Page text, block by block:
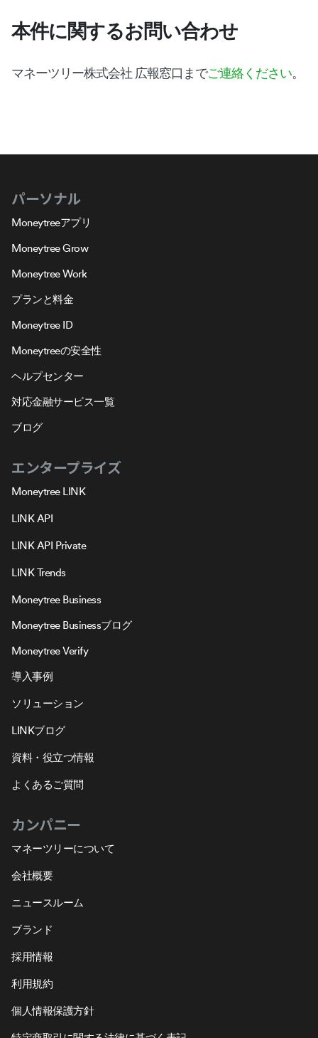
本件に関するお問い合わせ
マネーツリー株式会社 広報窓口までご連絡ください。
パーソナル
Moneytreeアプリ
Moneytree Grow
Moneytree Work
プランと料金
Moneytree ID
Moneytreeの安全性
ヘルプセンター
対応金融サービス一覧
ブログ
エンタープライズ
Moneytree LINK
LINK API
LINK API Private
LINK Trends
Moneytree Business
Moneytree Businessブログ
Moneytree Verify
導入事例
ソリューション
LINKブログ
資料・役立つ情報
よくあるご質問
カンパニー
マネーツリーについて
会社概要
ニュースルーム
ブランド
採用情報
利用規約
個人情報保護方針